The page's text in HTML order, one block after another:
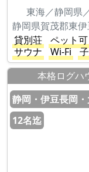
東海／静岡県
静岡県賀茂郡東
貸別荘
ペット可
サウナ
Wi-Fi
本格ログハ
静岡・伊豆長岡
12名迄